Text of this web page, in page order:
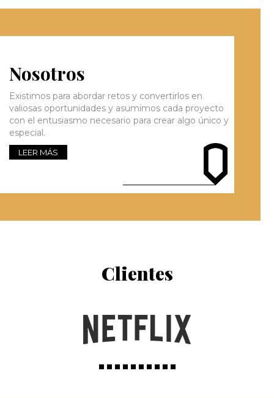
Nosotros
Existimos para abordar retos y convertirlos en
valiosas oportunidades y asumimos cada proyecto
con el entusiasmo necesario para crear algo único y
especial.
LEER MÁS
Clientes